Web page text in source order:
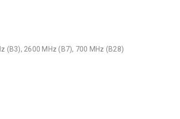
(B3), 2600 MHz (B7), 700 MHz (B28)